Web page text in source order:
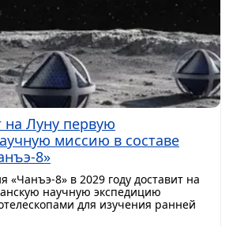
на Луну первую
миссию в составе
8»
«Чанъэ-8» в 2029 году доставит на
научную экспедицию
для изучения ранней